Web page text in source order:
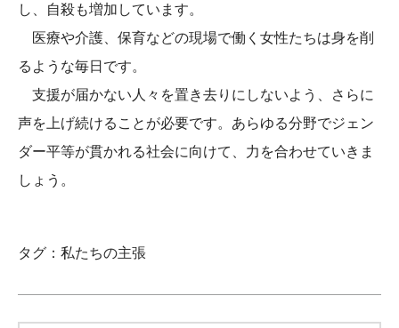
し、自殺も増加しています。
医療や介護、保育などの現場で働く女性たちは身を削
るような毎日です。
支援が届かない人々を置き去りにしないよう、さらに
声を上げ続けることが必要です。あらゆる分野でジェン
ダー平等が貫かれる社会に向けて、力を合わせていきま
しょう。
タグ： 私たちの主張